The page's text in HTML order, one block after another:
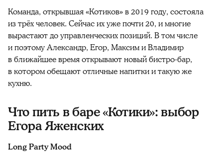
Команда, открывшая «Котиков» в 2019 году, состояла
из трёх человек. Сейчас их уже почти 20, и многие
вырастают до управленческих позиций. В том числе
и поэтому Александр, Егор, Максим и Владимир
в ближайшее время открывают новый бистро-бар,
в котором обещают отличные напитки и такую же
кухню.
Что пить в баре «Котики»: выбор
Егора Яженских
Long Party Mood